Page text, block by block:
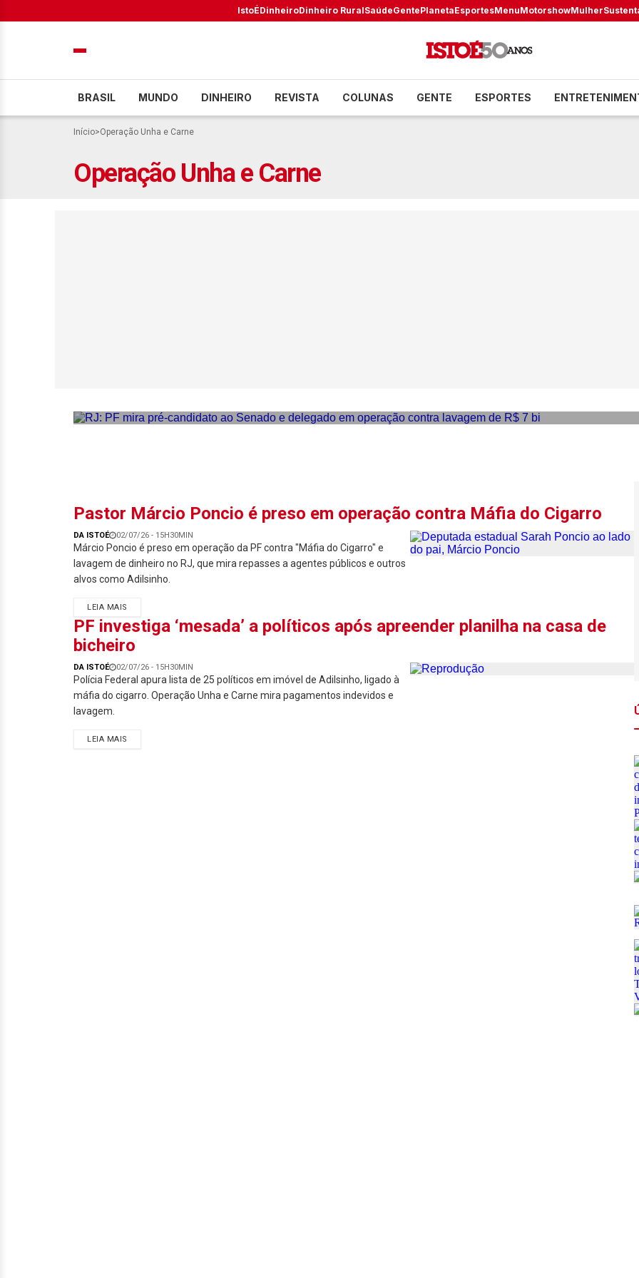
IstoÉDinheiroDinheiro RuralSaúdeGentePlanetaEsportesMenuMotorshowMulher
BRASIL MUNDO DINHEIRO REVISTA COLUNAS GENTE ESPORTES
Início>Operação Unha e Carne
Operação Unha e Carne
Pastor Márcio Poncio é preso em operação contra Máfia do Cigarro
DA ISTOÉ 02/07/26 - 15H30MIN
Márcio Poncio é preso em operação da PF contra "Máfia do Cigarro" e
lavagem de dinheiro no RJ, que mira repasses a agentes públicos e outros
alvos como Adilsinho.
LEIA MAIS
PF investiga ‘mesada’ a políticos após apreender planilha na casa de
bicheiro
DA ISTOÉ 02/07/26 - 15H30MIN
Polícia Federal apura lista de 25 políticos em imóvel de Adilsinho, ligado à
máfia do cigarro. Operação Unha e Carne mira pagamentos indevidos e
lavagem.
LEIA MAIS